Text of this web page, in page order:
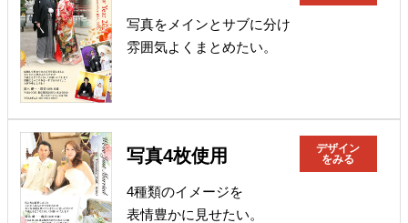
写真をメインとサブに分け
雰囲気よくまとめたい。
写真4枚使用
デザイン
をみる
4種類のイメージを
表情豊かに見せたい。